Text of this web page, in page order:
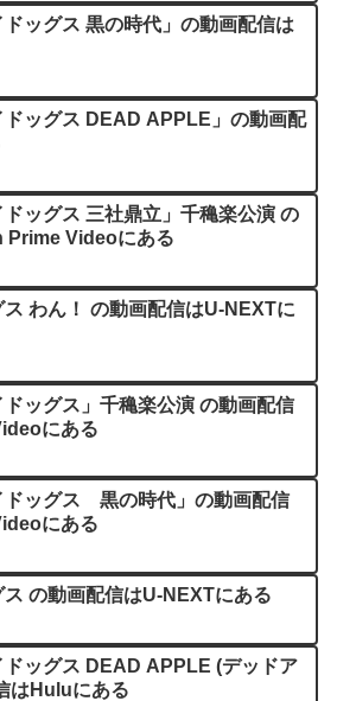
ッグス 黒の時代」の動画配信は
ドッグス DEAD APPLE」の動画配
ッグス 三社鼎立」千穐楽公演 の
Prime Videoにある
わん！ の動画配信はU-NEXTに
ッグス」千穐楽公演 の動画配信
にある
ドッグス 黒の時代」の動画配信
にある
の動画配信はU-NEXTにある
ドッグス DEAD APPLE (デッドア
はHuluにある